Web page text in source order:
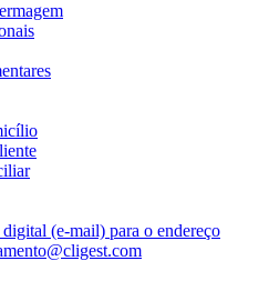
(e-mail) para o endereço